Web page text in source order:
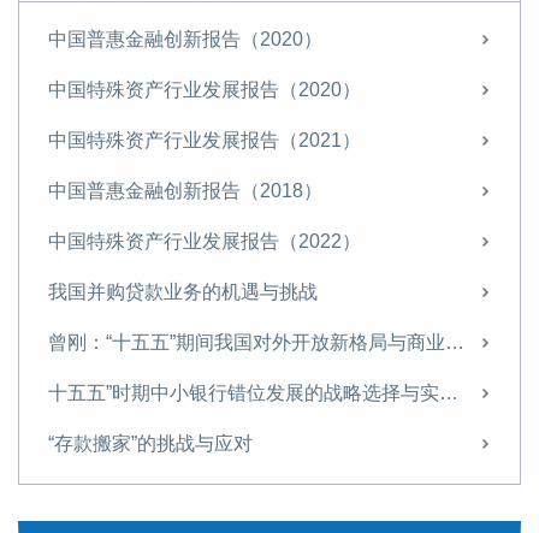
中国普惠金融创新报告（2020）
中国特殊资产行业发展报告（2020）
中国特殊资产行业发展报告（2021）
中国普惠金融创新报告（2018）
中国特殊资产行业发展报告（2022）
我国并购贷款业务的机遇与挑战
曾刚：“十五五”期间我国对外开放新格局与商业银行经营策略
十五五”时期中小银行错位发展的战略选择与实施路径
“存款搬家”的挑战与应对